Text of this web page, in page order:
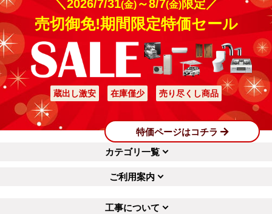
＼2026/7/31(金)～8/7(金)限定／
売切御免!期間限定特価セール
蔵出し激安 在庫僅少 売り尽くし商品
特価ページはコチラ
カテゴリ一覧
ご利用案内
工事について